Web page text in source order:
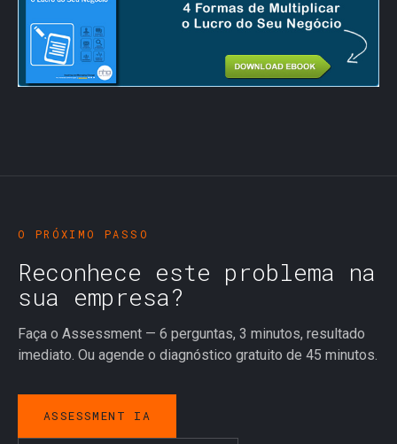
O PRÓXIMO PASSO
Reconhece este problema na
sua empresa?
Faça o Assessment — 6 perguntas, 3 minutos, resultado
imediato. Ou agende o diagnóstico gratuito de 45 minutos.
ASSESSMENT IA